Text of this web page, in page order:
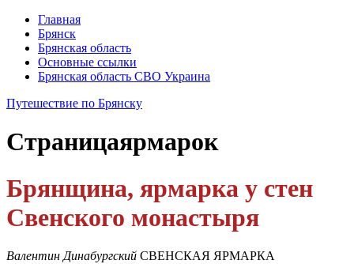
Главная
Брянск
Брянская область
Основные ссылки
Брянская область СВО Украина
Путешествие по Брянску
Страницаярмарок
Брянщина, ярмарка у стен
Свенского монастыря
Валентин Динабургский СВЕНСКАЯ ЯРМАРКА